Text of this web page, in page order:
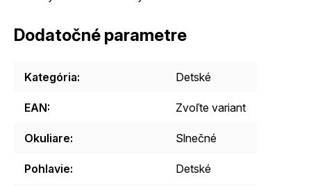
Dodatočné parametre
Kategória: Detské
EAN: Zvoľte variant
Okuliare: Slnečné
Pohlavie: Detské